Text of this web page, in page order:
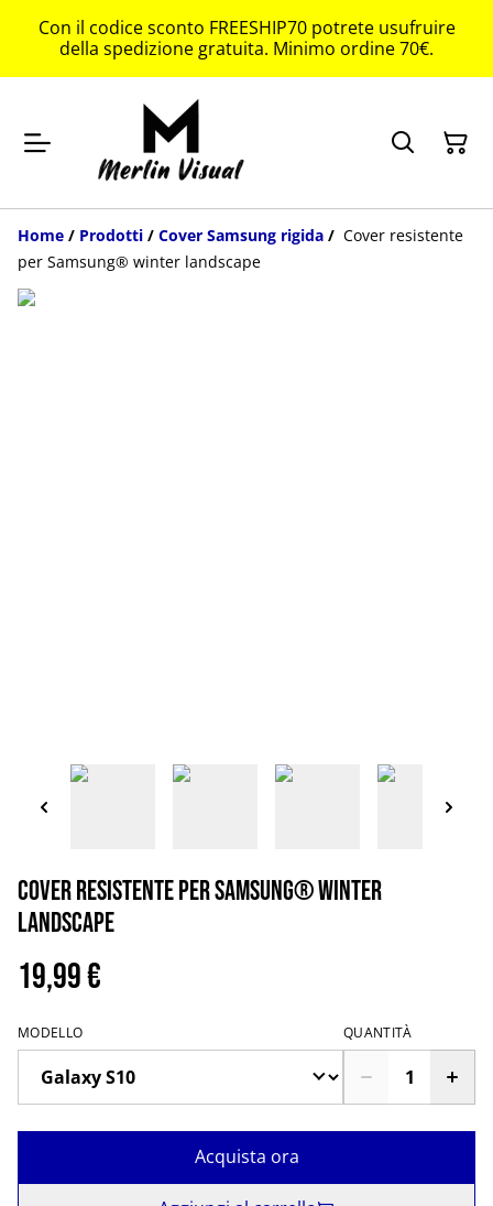
Con il codice sconto FREESHIP70 potrete usufruire
della spedizione gratuita. Minimo ordine 70€.
Home / Prodotti / Cover Samsung rigida / Cover resistente
per Samsung® winter landscape
Cover resistente per Samsung® winter
landscape
19,99 €
MODELLO QUANTITÀ
Acquista ora